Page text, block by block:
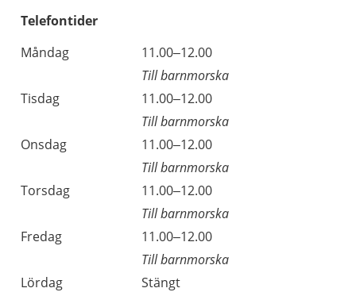
Telefontider
Måndag
11.00–12.00
Till barnmorska
Tisdag
11.00–12.00
Till barnmorska
Onsdag
11.00–12.00
Till barnmorska
Torsdag
11.00–12.00
Till barnmorska
Fredag
11.00–12.00
Till barnmorska
Lördag
Stängt